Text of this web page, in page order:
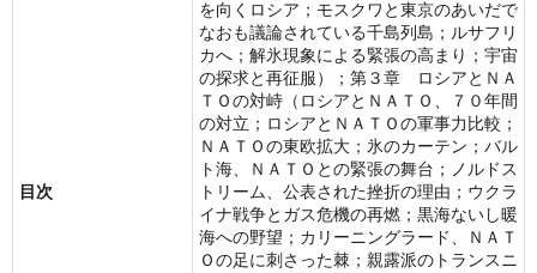
目次
を向くロシア；モスクワと東京のあいだで
なおも議論されている千島列島；ルサフリ
カへ；解氷現象による緊張の高まり；宇宙
の探求と再征服）；第３章 ロシアとＮＡ
ＴＯの対峙（ロシアとＮＡＴＯ、７０年間
の対立；ロシアとＮＡＴＯの軍事力比較；
ＮＡＴＯの東欧拡大；氷のカーテン；バル
ト海、ＮＡＴＯとの緊張の舞台；ノルドス
トリーム、公表された挫折の理由；ウクラ
イナ戦争とガス危機の再燃；黒海ないし暖
海への野望；カリーニングラード、ＮＡＴ
Ｏの足に刺さった棘；親露派のトランスニ